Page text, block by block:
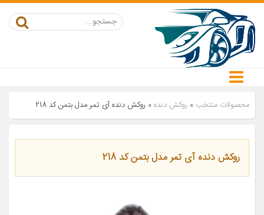
محصولات منتخب » روکش دنده» روکش دنده آی تمر مدل بتمن کد 218
روکش دنده آی تمر مدل بتمن کد 218